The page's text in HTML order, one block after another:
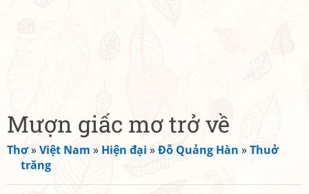
Mượn giấc mơ trở về
Thơ»Việt Nam » Hiện đại »Đỗ Quảng Hàn »Thuở
trăng